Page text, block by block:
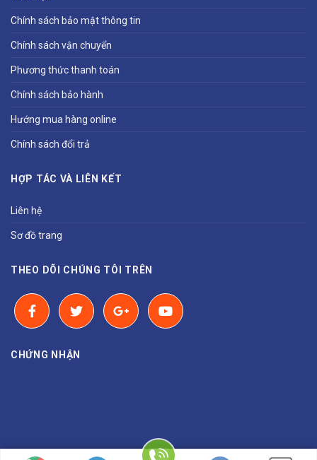
Chính sách bảo mật thông tin
Chính sách vận chuyển
Phương thức thanh toán
Chính sách bảo hành
Hướng mua hàng online
Chính sách đổi trả
HỢP TÁC VÀ LIÊN KẾT
Liên hệ
Sơ đồ trang
THEO DÕI CHÚNG TÔI TRÊN
CHỨNG NHẬN